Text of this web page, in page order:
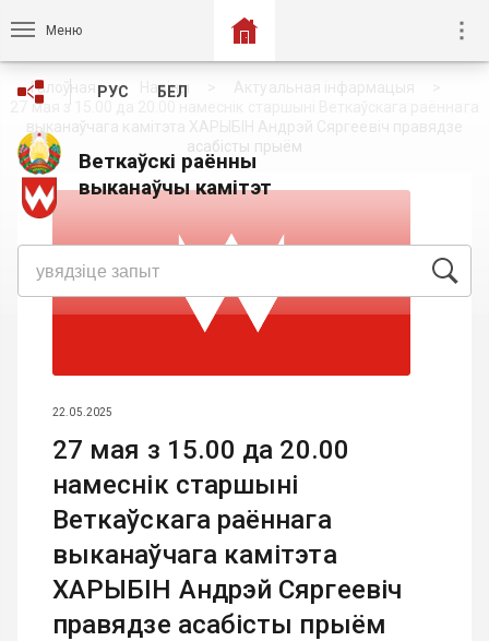
Меню
Веткаўскі раённы
выканаўчы камітэт
РУС БЕЛ
Галоўная Навіны
Актуальная інфармацыя
27 мая з 15.00 да 20.00 намеснік старшыні Веткаўскага раённага
выканаўчага камітэта ХАРЫБІН Андрэй Сяргеевіч правядзе
асабісты прыём
22.05.2025
27 мая з 15.00 да 20.00
намеснік старшыні
Веткаўскага раённага
выканаўчага камітэта
ХАРЫБІН Андрэй Сяргеевіч
правядзе асабісты прыём